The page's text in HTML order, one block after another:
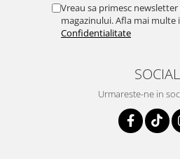
Vreau sa primesc
magazinului. Afla mai multe
Confidentialitate
SOCIAL
Urmareste-ne in